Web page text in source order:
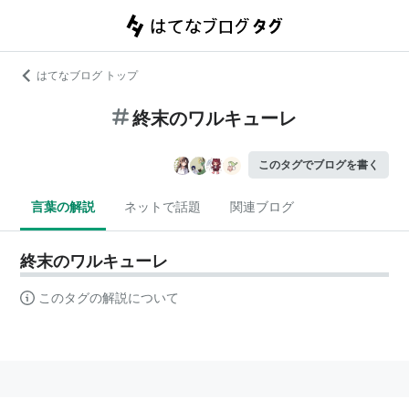
はてなブログ トップ
終末のワルキューレ
このタグでブログを書く
言葉の解説 ネットで話題 関連ブログ
終末のワルキューレ
このタグの解説について